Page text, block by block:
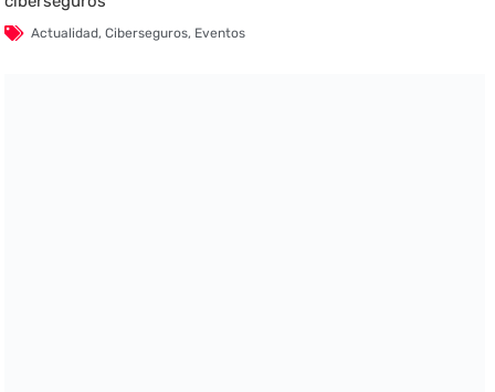
Actualidad,Ciberseguros, Eventos